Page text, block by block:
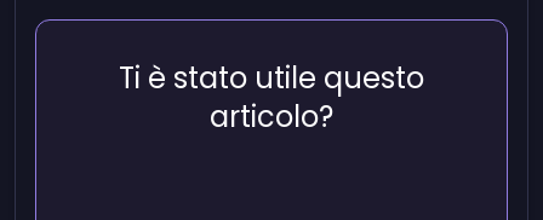
Ti è stato utile questo
articolo?